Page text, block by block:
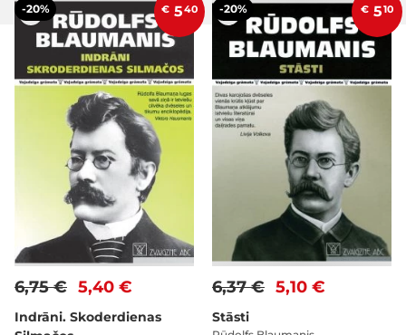
-20% € 540
5,40 €
6,75 €
Indrāni. Skoderdienas
-20% € 510
5,10 €
6,37 €
Stāsti